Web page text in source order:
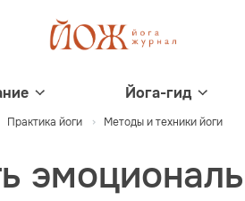
Йога-гид
Практика йоги Методы и техники йоги